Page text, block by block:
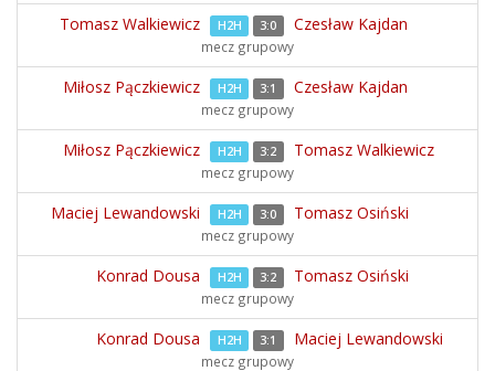
Tomasz Walkiewicz H2H 3:0 Czesław Kajdan
mecz grupowy
Miłosz Pączkiewicz H2H 3:1 Czesław Kajdan
mecz grupowy
Miłosz Pączkiewicz H2H 3:2 Tomasz Walkiewicz
mecz grupowy
Maciej Lewandowski H2H 3:0 Tomasz Osiński
mecz grupowy
Konrad Dousa H2H 3:2 Tomasz Osiński
mecz grupowy
Konrad Dousa H2H 3:1 Maciej Lewandowski
mecz grupowy